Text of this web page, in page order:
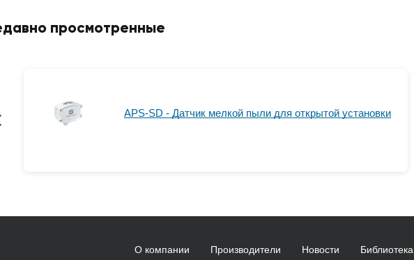
просмотренные
APS-SD - Датчик мелкой пыли для открытой установки
О компании Производители Новости Библиотека